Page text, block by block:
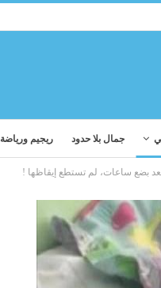
جمال بلا حدود ريجيم ورياضة
بعد بضع ساعات، لم تستطع إيقاظها !